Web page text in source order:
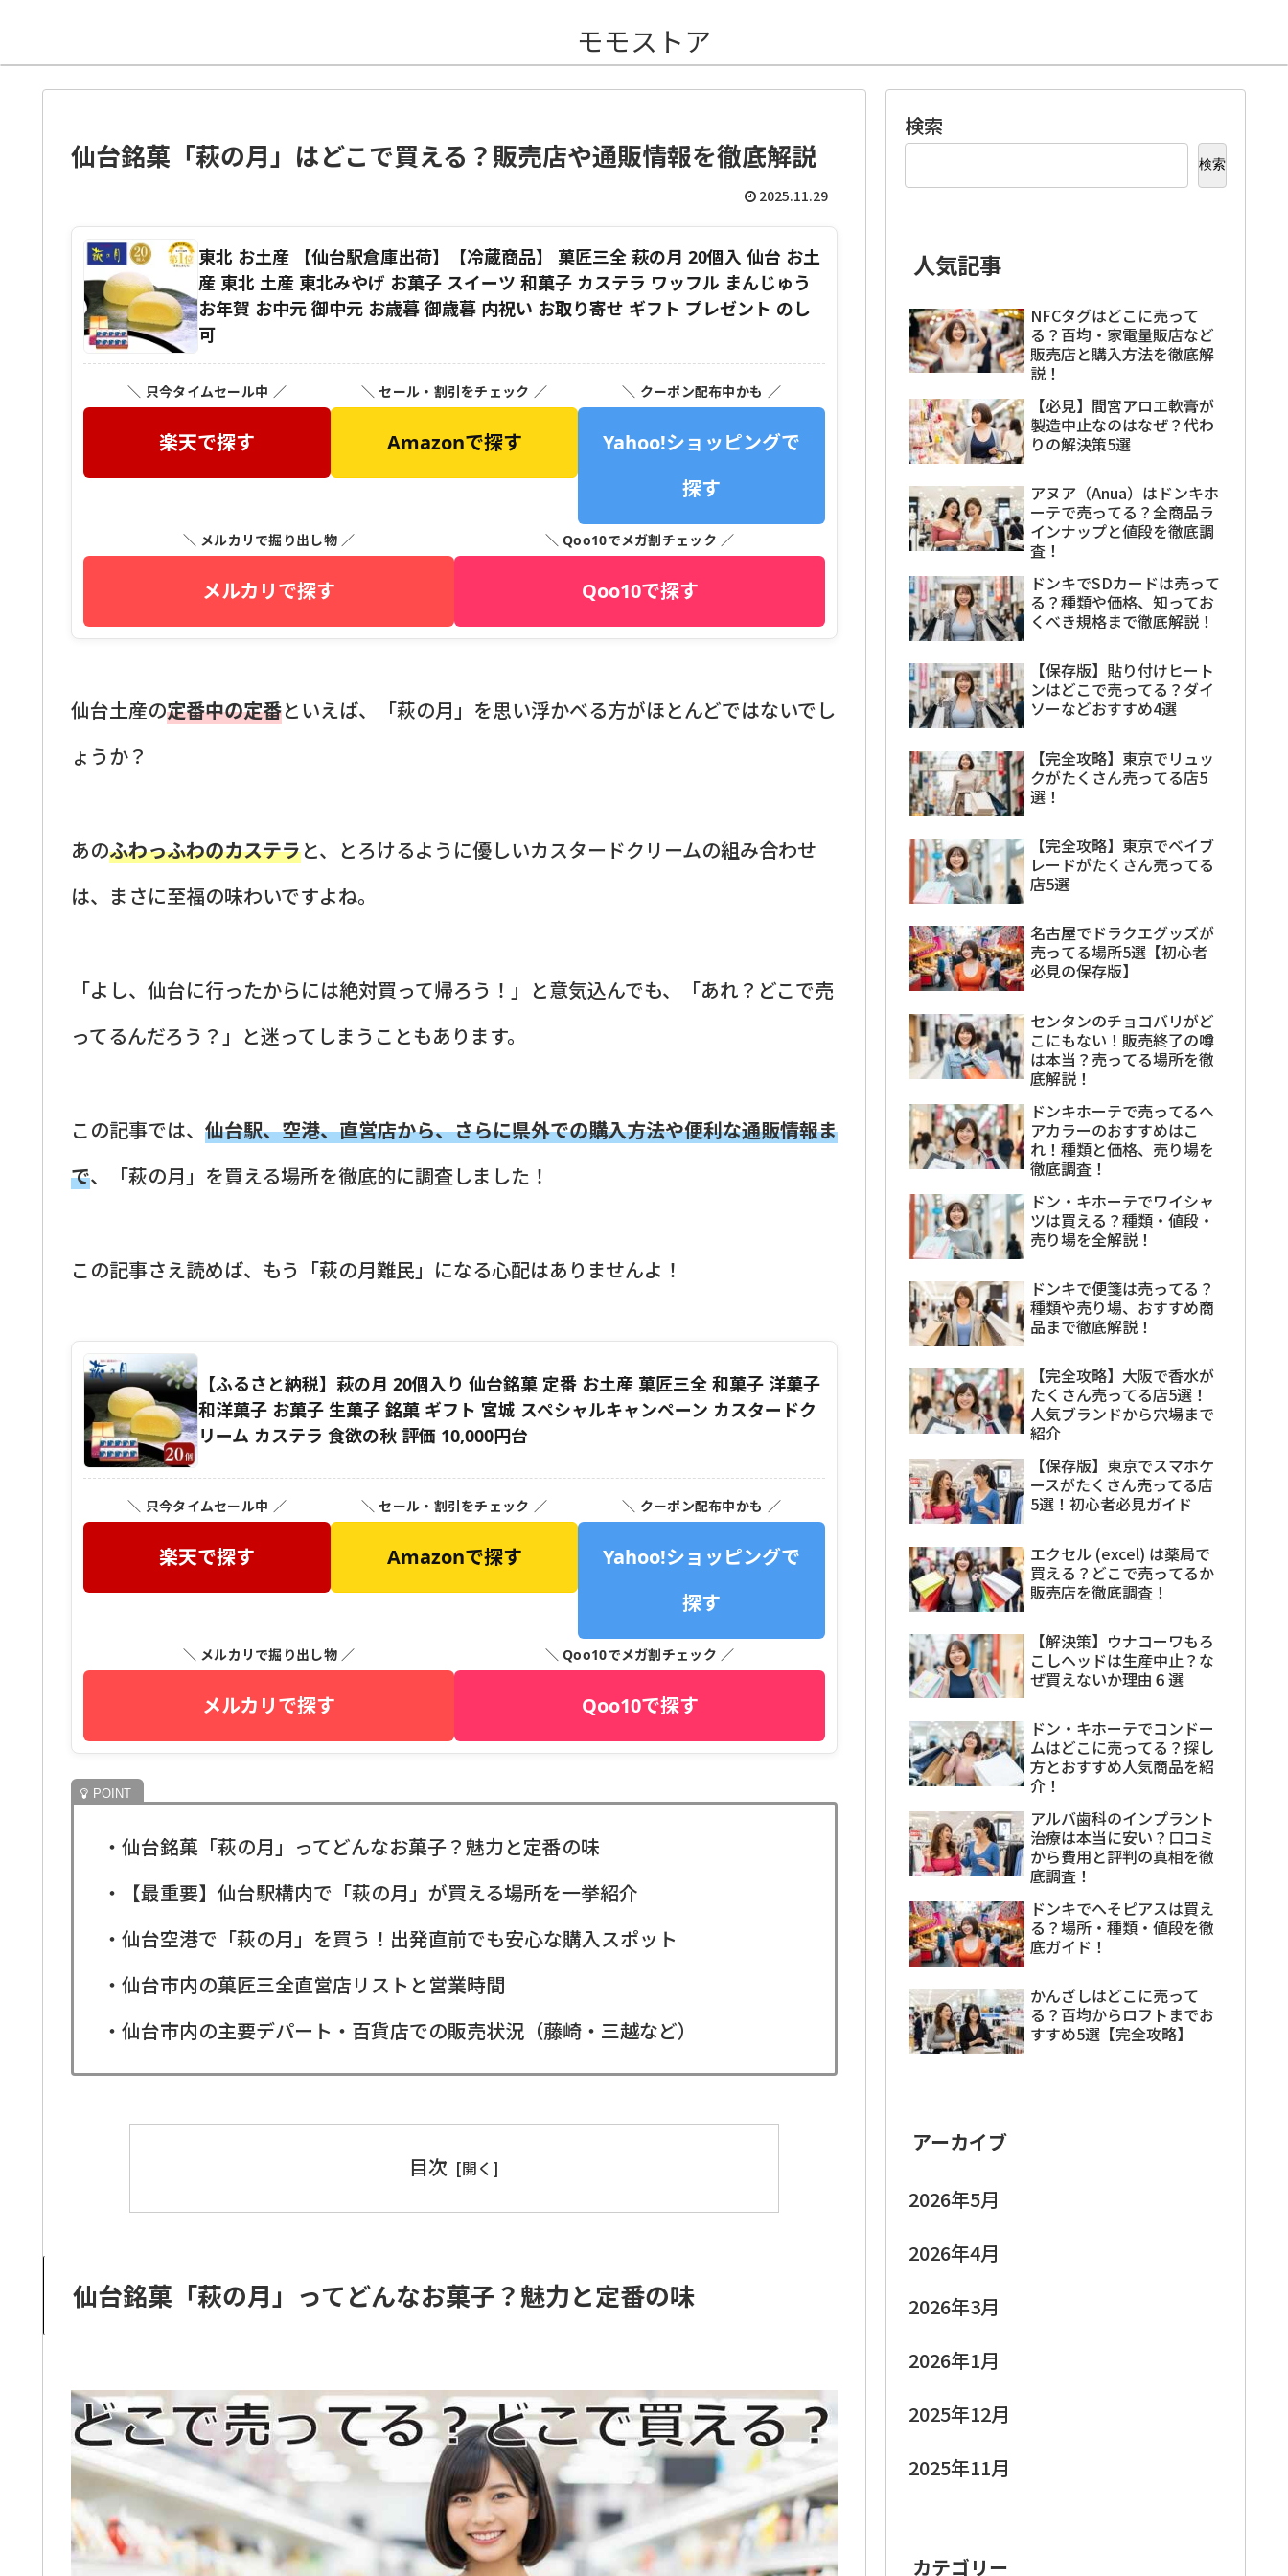
モモストア
仙台銘菓「萩の月」はどこで買える？販売店や通販情報を徹底解説
2025.11.29
東北 お土産 【仙台駅倉庫出荷】【冷蔵商品】 菓匠三全 萩の月 20個入 仙台 お土
産 東北 土産 東北みやげ お菓子 スイーツ 和菓子 カステラ ワッフル まんじゅう
お年賀 お中元 御中元 お歳暮 御歳暮 内祝い お取り寄せ ギフト プレゼント のし
可
＼ 只今タイムセール中 ／
楽天で探す
＼ セール・割引をチェック ／
Amazonで探す
＼ クーポン配布中かも ／
Yahoo!ショッピングで
探す
＼ メルカリで掘り出し物 ／
メルカリで探す
＼ Qoo10でメガ割チェック ／
Qoo10で探す
仙台土産の定番中の定番といえば、「萩の月」を思い浮かべる方がほとんどではないでし
ょうか？
あのふわっふわのカステラと、とろけるように優しいカスタードクリームの組み合わせ
は、まさに至福の味わいですよね。
「よし、仙台に行ったからには絶対買って帰ろう！」と意気込んでも、「あれ？どこで売
ってるんだろう？」と迷ってしまうこともあります。
この記事では、 仙台駅、空港、直営店から、さらに県外での購入方法や便利な通販情報ま
で、「萩の月」を買える場所を徹底的に調査しました！
この記事さえ読めば、もう「萩の月難民」になる心配はありませんよ！
【ふるさと納税】萩の月 20個入り 仙台銘菓 定番 お土産 菓匠三全 和菓子 洋菓子
和洋菓子 お菓子 生菓子 銘菓 ギフト 宮城 スペシャルキャンペーン カスタードク
リーム カステラ 食欲の秋 評価 10,000円台
＼ 只今タイムセール中 ／
楽天で探す
＼ セール・割引をチェック ／
Amazonで探す
＼ クーポン配布中かも ／
Yahoo!ショッピングで
探す
＼ メルカリで掘り出し物 ／
メルカリで探す
＼ Qoo10でメガ割チェック ／
Qoo10で探す
・仙台銘菓「萩の月」ってどんなお菓子？魅力と定番の味
・【最重要】仙台駅構内で「萩の月」が買える場所を一挙紹介
・仙台空港で「萩の月」を買う！出発直前でも安心な購入スポット
・仙台市内の菓匠三全直営店リストと営業時間
・仙台市内の主要デパート・百貨店での販売状況（藤崎・三越など）
目次
仙台銘菓「萩の月」ってどんなお菓子？魅力と定番の味
検索
検索
人気記事
NFCタグはどこに売って
る？百均・家電量販店など
販売店と購入方法を徹底解
説！
【必見】間宮アロエ軟膏が
製造中止なのはなぜ？代わ
りの解決策5選
アヌア（Anua）はドンキホ
ーテで売ってる？全商品ラ
インナップと値段を徹底調
査！
ドンキでSDカードは売って
る？種類や価格、知ってお
くべき規格まで徹底解説！
【保存版】貼り付けヒート
ンはどこで売ってる？ダイ
ソーなどおすすめ4選
【完全攻略】東京でリュッ
クがたくさん売ってる店5
選！
【完全攻略】東京でベイブ
レードがたくさん売ってる
店5選
名古屋でドラクエグッズが
売ってる場所5選【初心者
必見の保存版】
センタンのチョコバリがど
こにもない！販売終了の噂
は本当？売ってる場所を徹
底解説！
ドンキホーテで売ってるヘ
アカラーのおすすめはこ
れ！種類と価格、売り場を
徹底調査！
ドン・キホーテでワイシャ
ツは買える？種類・値段・
売り場を全解説！
ドンキで便箋は売ってる？
種類や売り場、おすすめ商
品まで徹底解説！
【完全攻略】大阪で香水が
たくさん売ってる店5選！
人気ブランドから穴場まで
紹介
【保存版】東京でスマホケ
ースがたくさん売ってる店
5選！初心者必見ガイド
エクセル (excel) は薬局で
買える？どこで売ってるか
販売店を徹底調査！
【解決策】ウナコーワもろ
こしヘッドは生産中止？な
ぜ買えないか理由６選
ドン・キホーテでコンドー
ムはどこに売ってる？探し
方とおすすめ人気商品を紹
介！
アルバ歯科のインプラント
治療は本当に安い？口コミ
から費用と評判の真相を徹
底調査！
ドンキでへそピアスは買え
る？場所・種類・値段を徹
底ガイド！
かんざしはどこに売って
る？百均からロフトまでお
すすめ5選【完全攻略】
アーカイブ
2026年5月
2026年4月
2026年3月
2026年1月
2025年12月
2025年11月
カテゴリー